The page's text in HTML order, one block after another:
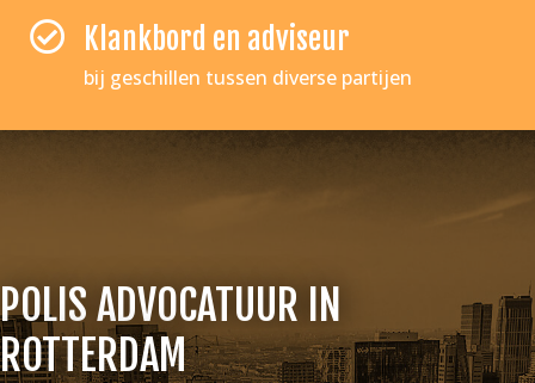
Klankbord en adviseur
bij geschillen tussen diverse partijen
POLIS ADVOCATUUR IN
ROTTERDAM